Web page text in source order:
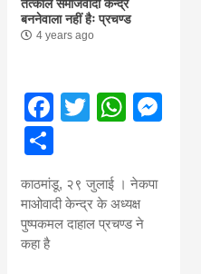
तत्काल समाजवादी केन्द्र
बननेवाला नहीं हैः प्रचण्ड
4 years ago
Facebook
Twitter
Share
काठमांडू, २९ जुलाई । नेकपा
माओवादी केन्द्र के अध्यक्ष
पुष्पकमल दाहाल प्रचण्ड ने
कहा है